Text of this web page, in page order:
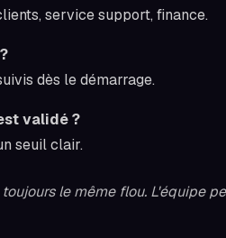
service support, finance.
dès le démarrage.
validé ?
seuil clair.
le même flou. L'équipe